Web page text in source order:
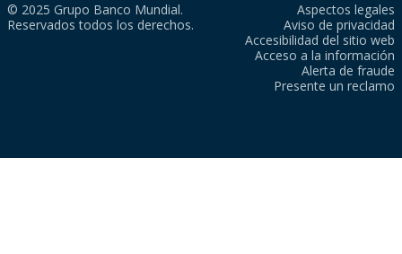
© 2025 Grupo Banco Mundial.
Reservados todos los derechos.
Aspectos legales
Aviso de privacidad
Accesibilidad del sitio web
Acceso a la información
Alerta de fraude
Presente un reclamo